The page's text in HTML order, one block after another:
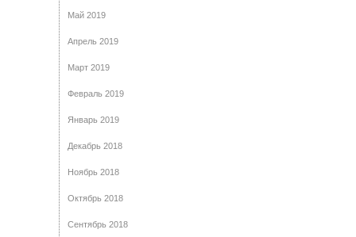
Май 2019
Апрель 2019
Март 2019
Февраль 2019
Январь 2019
Декабрь 2018
Ноябрь 2018
Октябрь 2018
Сентябрь 2018